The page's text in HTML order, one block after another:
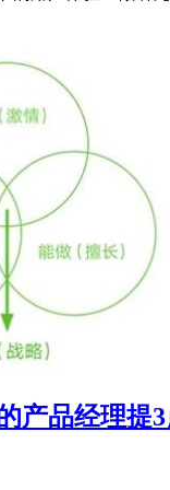
产品经理提